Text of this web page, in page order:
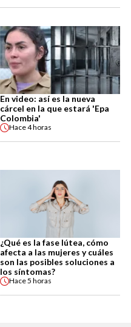
En video: así es la nueva
cárcel en la que estará 'Epa
Colombia'
Hace4 horas
¿Qué es la fase lútea, cómo
afecta a las mujeres y cuáles
son las posibles soluciones a
los síntomas?
Hace5 horas